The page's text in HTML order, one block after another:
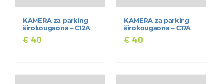
KAMERA za parking
širokougaona – C12A
€ 40
KAMERA za parking
širokougaona – C17A
€ 40